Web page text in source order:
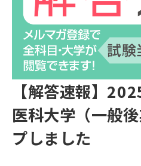
医学部解答速報2026
【解答速報】
医科大学（一般
プしました